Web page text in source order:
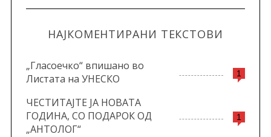
НАЈКОМЕНТИРАНИ ТЕКСТОВИ
1
„Гласоечко“ впишано во
Листата на УНЕСКО
1
ЧЕСТИТАЈТЕ ЈА НОВАТА
ГОДИНА, СО ПОДАРОК ОД
„АНТОЛОГ“